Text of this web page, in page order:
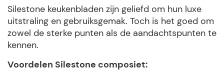
Silestone keukenbladen zijn geliefd om hun luxe
uitstraling en gebruiksgemak. Toch is het goed om
zowel de sterke punten als de aandachtspunten te
kennen.
Voordelen Silestone composiet: